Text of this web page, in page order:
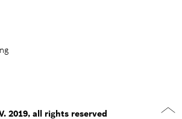
2019, all rights reserved